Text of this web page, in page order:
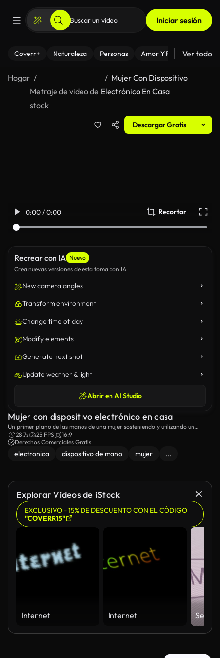
Iniciar sesión
Coverr+ Naturaleza Personas Amor Y Relaciones
Ver todo
Hogar
Metraje de video de
stock
Mujer Con Dispositivo
Electrónico En Casa
Descargar Gratis
0:00 / 0:00 Recortar
Recrear con IA Nuevo
Crea nuevas versiones de esta toma con IA
New camera angles
Transform environment
Change time of day
Modify elements
Generate next shot
Update weather & light
Abrir en AI Studio
Mujer con dispositivo electrónico en casa
Un primer plano de las manos de una mujer sosteniendo y utilizando un
moderno dispositivo de mano electrónico en el interior.
28.7s 25 FPS
16:9
Derechos Comerciales Gratis
electronica dispositivo de mano mujer ...
Explorar Vídeos de iStock
EXCLUSIVO - 15% DE DESCUENTO CON EL CÓDIGO
"COVERR15"
Internet Internet